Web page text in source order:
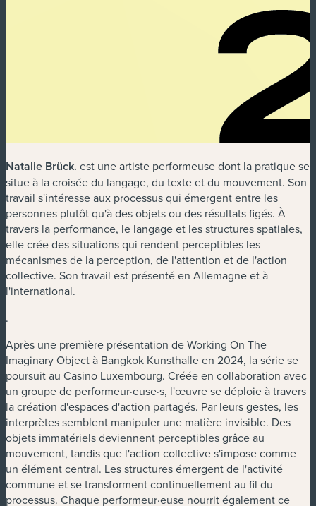
Natalie Brück. est une artiste performeuse dont la pratique se
situe à la croisée du langage, du texte et du mouvement. Son
travail s'intéresse aux processus qui émergent entre les
personnes plutôt qu'à des objets ou des résultats figés. À
travers la performance, le langage et les structures spatiales,
elle crée des situations qui rendent perceptibles les
mécanismes de la perception, de l'attention et de l'action
collective. Son travail est présenté en Allemagne et à
l'international.
.
Après une première présentation de Working On The
Imaginary Object à Bangkok Kunsthalle en 2024, la série se
poursuit au Casino Luxembourg. Créée en collaboration avec
un groupe de performeur·euse·s, l'œuvre se déploie à travers
la création d'espaces d'action partagés. Par leurs gestes, les
interprètes semblent manipuler une matière invisible. Des
objets immatériels deviennent perceptibles grâce au
mouvement, tandis que l'action collective s'impose comme
un élément central. Les structures émergent de l'activité
commune et se transforment continuellement au fil du
processus. Chaque performeur·euse nourrit également ce